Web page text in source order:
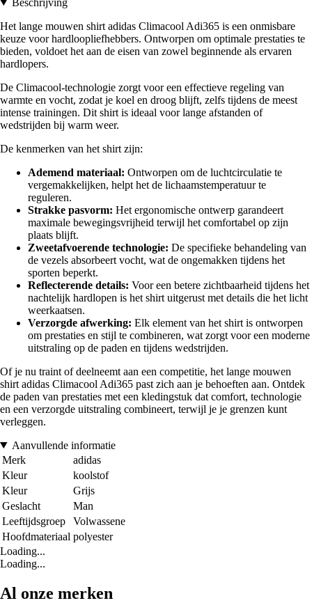
Het lange mouwen shirt adidas Climacool Adi365 is een onmisbare
keuze voor hardloopliefhebbers. Ontworpen om optimale prestaties te
bieden, voldoet het aan de eisen van zowel beginnende als ervaren
hardlopers.
De Climacool-technologie zorgt voor een effectieve regeling van
warmte en vocht, zodat je koel en droog blijft, zelfs tijdens de meest
intense trainingen. Dit shirt is ideaal voor lange afstanden of
wedstrijden bij warm weer.
De kenmerken van het shirt zijn:
Ademend materiaal: Ontworpen om de luchtcirculatie te
vergemakkelijken, helpt het de lichaamstemperatuur te
reguleren.
Strakke pasvorm: Het ergonomische ontwerp garandeert
maximale bewegingsvrijheid terwijl het comfortabel op zijn
plaats blijft.
Zweetafvoerende technologie: De specifieke behandeling van
de vezels absorbeert vocht, wat de ongemakken tijdens het
sporten beperkt.
Reflecterende details: Voor een betere zichtbaarheid tijdens het
nachtelijk hardlopen is het shirt uitgerust met details die het licht
weerkaatsen.
Verzorgde afwerking: Elk element van het shirt is ontworpen
om prestaties en stijl te combineren, wat zorgt voor een moderne
uitstraling op de paden en tijdens wedstrijden.
Of je nu traint of deelneemt aan een competitie, het lange mouwen
shirt adidas Climacool Adi365 past zich aan je behoeften aan. Ontdek
de paden van prestaties met een kledingstuk dat comfort, technologie
en een verzorgde uitstraling combineert, terwijl je je grenzen kunt
verleggen.
Aanvullende informatie
Merk
adidas
Kleur
koolstof
Kleur
Grijs
Geslacht
Man
Leeftijdsgroep
Volwassene
Hoofdmateriaal polyester
Loading...
Loading...
Al onze merken